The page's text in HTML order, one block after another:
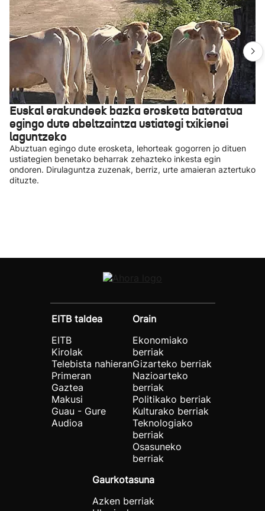
Euskal erakundeek bazka erosketa bateratua
egingo dute abeltzaintza ustiategi txikienei
laguntzeko
Abuztuan egingo dute erosketa, lehorteak gogorren jo dituen
ustiategien benetako beharrak zehazteko inkesta egin
ondoren. Dirulaguntza zuzenak, berriz, urte amaieran aztertuko
dituzte.
EITB taldea
EITB
Kirolak
Telebista nahieran
Primeran
Gaztea
Makusi
Guau - Gure
Audioa
Orain
Ekonomiako
berriak
Gizarteko berriak
Nazioarteko
berriak
Politikako berriak
Kulturako berriak
Teknologiako
berriak
Osasuneko
berriak
Gaurkotasuna
Azken berriak